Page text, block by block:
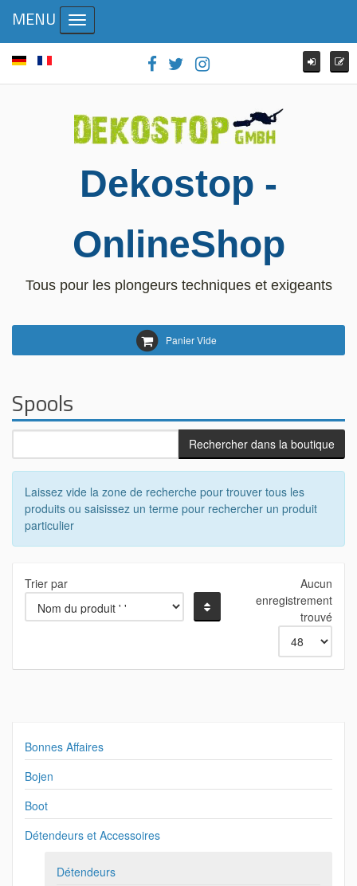
Dekostop -
OnlineShop
Tous pour les plongeurs techniques et exigeants
Panier Vide
MENU Toggle navigation
Spools
Laissez vide la zone de recherche pour trouver tous les
produits ou saisissez un terme pour rechercher un produit
particulier
Trier par
Aucun
enregistrement
trouvé
Bonnes Affaires
Bojen
Boot
Détendeurs et Accessoires
Détendeurs